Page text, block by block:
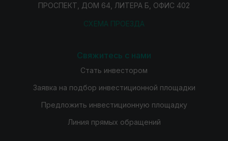
ПРОСПЕКТ, ДОМ 64, ЛИТЕРА Б, ОФИС 402
СХЕМА ПРОЕЗДА
Свяжитесь с нами
Стать инвестором
Заявка на подбор инвестиционной площадки
Предложить инвестиционную площадку
Линия прямых обращений